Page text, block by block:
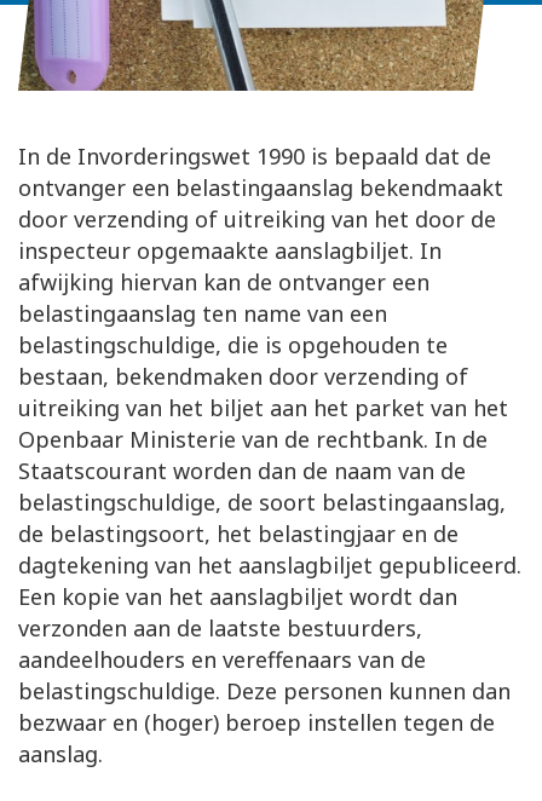
In de Invorderingswet 1990 is bepaald dat de
ontvanger een belastingaanslag bekendmaakt
door verzending of uitreiking van het door de
inspecteur opgemaakte aanslagbiljet. In
afwijking hiervan kan de ontvanger een
belastingaanslag ten name van een
belastingschuldige, die is opgehouden te
bestaan, bekendmaken door verzending of
uitreiking van het biljet aan het parket van het
Openbaar Ministerie van de rechtbank. In de
Staatscourant worden dan de naam van de
belastingschuldige, de soort belastingaanslag,
de belastingsoort, het belastingjaar en de
dagtekening van het aanslagbiljet gepubliceerd.
Een kopie van het aanslagbiljet wordt dan
verzonden aan de laatste bestuurders,
aandeelhouders en vereffenaars van de
belastingschuldige. Deze personen kunnen dan
bezwaar en (hoger) beroep instellen tegen de
aanslag.